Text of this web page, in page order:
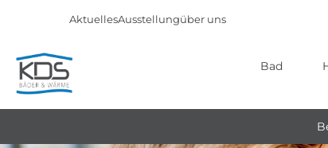
AktuellesAusstellungüber uns
Bad